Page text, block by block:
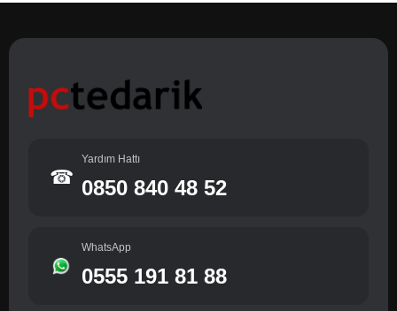
☎
Yardım Hattı
0850 840 48 52
WhatsApp
0555 191 81 88